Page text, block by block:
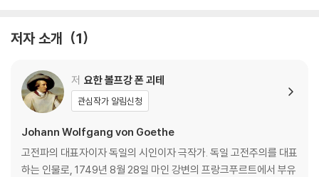
저자 소개 1
저 요한 볼프강 폰 괴테
관심작가 알림신청
Johann Wolfgang von Goethe
고전파의 대표자이자 독일의 시인이자 극작가. 독일 고전주의를 대표
하는 인물로, 1749년 8월 28일 마인 강변의 프랑크푸르트에서 부유